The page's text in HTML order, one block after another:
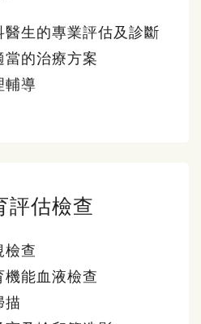
醫生的專業評估及診斷
當的治療方案
輔導
評估檢查
檢查
機能血液檢查
描